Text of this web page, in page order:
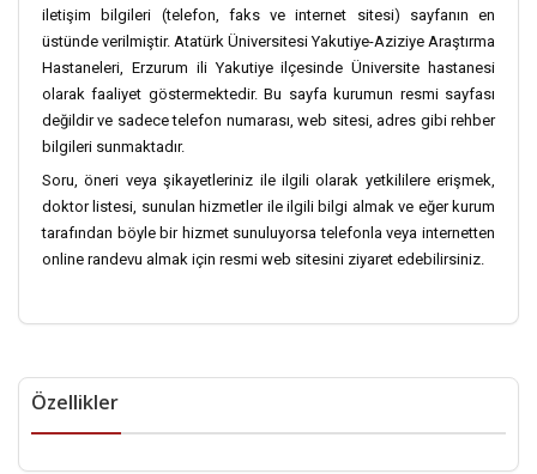
iletişim bilgileri (telefon, faks ve internet sitesi) sayfanın en
üstünde verilmiştir. Atatürk Üniversitesi Yakutiye-Aziziye Araştırma
Hastaneleri, Erzurum ili Yakutiye ilçesinde Üniversite hastanesi
olarak faaliyet göstermektedir. Bu sayfa kurumun resmi sayfası
değildir ve sadece telefon numarası, web sitesi, adres gibi rehber
bilgileri sunmaktadır.
Soru, öneri veya şikayetleriniz ile ilgili olarak yetkililere erişmek,
doktor listesi, sunulan hizmetler ile ilgili bilgi almak ve eğer kurum
tarafından böyle bir hizmet sunuluyorsa telefonla veya internetten
online randevu almak için resmi web sitesini ziyaret edebilirsiniz.
Özellikler